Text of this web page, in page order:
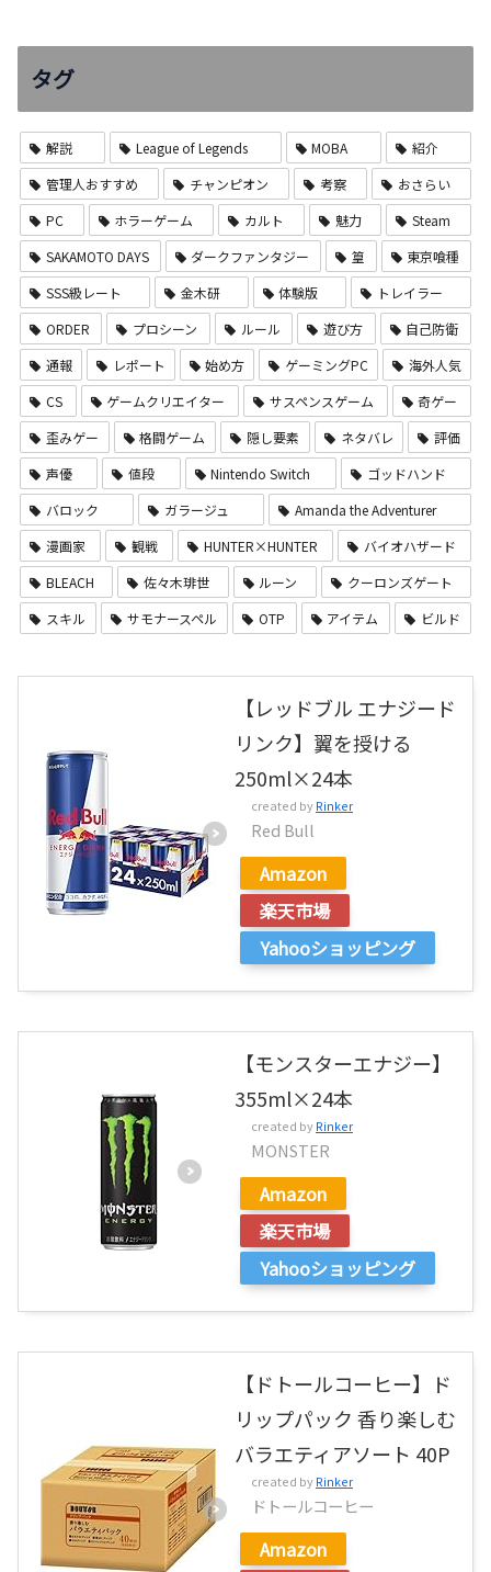
タグ
解説 League of Legends MOBA
紹介
管理人おすすめ
チャンピオン 考察
おさらい
PC
ホラーゲーム カルト 魅力
Steam
SAKAMOTO DAYS
ダークファンタジー 篁
東京喰種
SSS級レート
金木研 体験版
トレイラー
ORDER
プロシーン ルール 遊び方
自己防衛
通報
レポート 始め方 ゲーミングPC
海外人気
CS
ゲームクリエイター サスペンスゲーム
奇ゲー
歪みゲー
格闘ゲーム 隠し要素 ネタバレ
評価
声優
値段 Nintendo Switch
ゴッドハンド
バロック
ガラージュ
Amanda the Adventurer
漫画家
観戦 HUNTER×HUNTER
バイオハザード
BLEACH
佐々木琲世 ルーン
クーロンズゲート
スキル
サモナースペル OTP アイテム ビルド
【レッドブル エナジード
リンク】翼を授ける
250ml×24本
created byRinker
Red Bull
Amazon
楽天市場
Yahooショッピング
【モンスターエナジー】
355ml×24本
created byRinker
MONSTER
Amazon
楽天市場
Yahooショッピング
【ドトールコーヒー】ド
リップパック 香り楽しむ
バラエティアソート 40P
created byRinker
ドトールコーヒー
Amazon